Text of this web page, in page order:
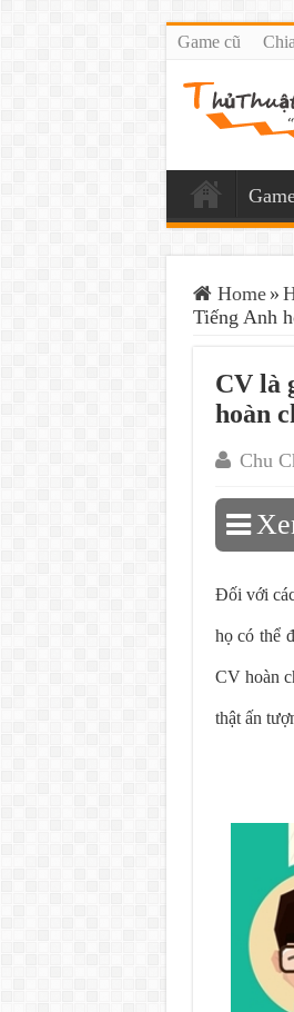
Game cũ
Home »
Tiếng Anh
CV là
hoàn
Chu
Đối với
họ có thể
CV hoàn
thật ấn